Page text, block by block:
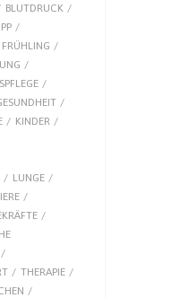
BLUTDRUCK
FRÜHLING
KINDER
LUNGE
THERAPIE